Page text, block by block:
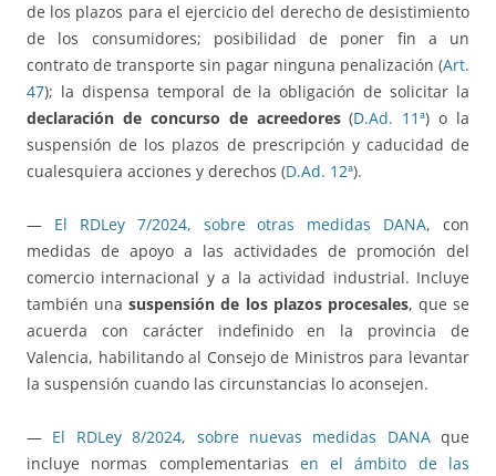
de los plazos para el ejercicio del derecho de desistimiento
de los consumidores; posibilidad de poner fin a un
contrato de transporte sin pagar ninguna penalización (Art.
47); la dispensa temporal de la obligación de solicitar la
declaración de concurso de acreedores(D.Ad. 11ª) o la
suspensión de los plazos de prescripción y caducidad de
cualesquiera acciones y derechos (D.Ad. 12ª).
— El RDLey 7/2024, sobre otras medidas DANA, con
medidas de apoyo a las actividades de promoción del
comercio internacional y a la actividad industrial. Incluye
también unasuspensión de los plazos procesales, que se
acuerda con carácter indefinido en la provincia de
Valencia, habilitando al Consejo de Ministros para levantar
la suspensión cuando las circunstancias lo aconsejen.
— El RDLey 8/2024, sobre nuevas medidas DANAque
incluye normas complementarias en el ámbito de las